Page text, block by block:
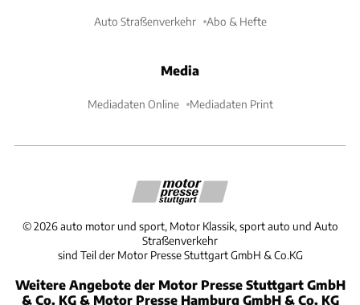
Auto Straßenverkehr Abo & Hefte
Media
Mediadaten Online Mediadaten Print
©2026 auto motor und sport, Motor Klassik, sport auto und Auto
Straßenverkehr
sind Teil der Motor Presse Stuttgart GmbH & Co.KG
Weitere Angebote der Motor Presse Stuttgart GmbH
& Co. KG & Motor Presse Hamburg GmbH & Co. KG